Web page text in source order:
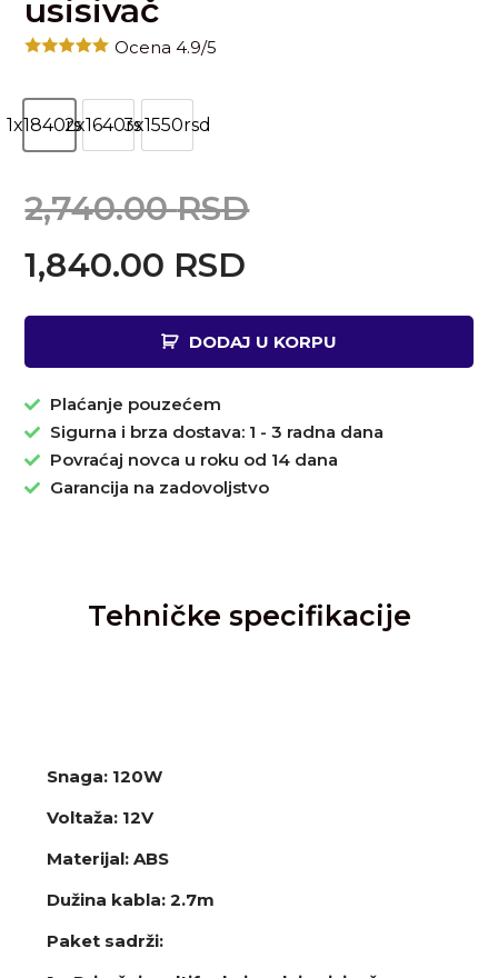
usisivač
Ocena 4.9/5
1x1840rsd2x1640rsd3x1550rsd
2,740.00RSD
1,840.00 RSD
DODAJ U KORPU
Plaćanje pouzećem
Sigurna i brza dostava: 1 - 3 radna dana
Povraćaj novca u roku od 14 dana
Garancija na zadovoljstvo
Tehničke specifikacije
Snaga: 120W
Voltaža: 12V
Materijal: ABS
Dužina kabla: 2.7m
Paket sadrži: